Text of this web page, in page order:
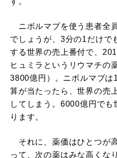
ニボルマブを使う患者全
でしょうが、3分の1だけで
する世界の売上番付で、
ヒュミラというリウマチの
3800億円）。ニボルマブ
算が当たったら、世界の売
してしまう。6000億円で
ります。
それに、薬価はひとつが
って、次の薬はみな高くな